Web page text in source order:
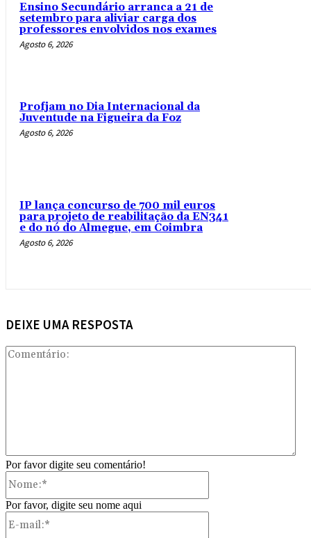
Ensino Secundário arranca a 21 de
setembro para aliviar carga dos
professores envolvidos nos exames
Agosto 6, 2026
Profjam no Dia Internacional da
Juventude na Figueira da Foz
Agosto 6, 2026
IP lança concurso de 700 mil euros
para projeto de reabilitação da EN341
e do nó do Almegue, em Coimbra
Agosto 6, 2026
DEIXE UMA RESPOSTA
Por favor digite seu comentário!
Por favor, digite seu nome aqui